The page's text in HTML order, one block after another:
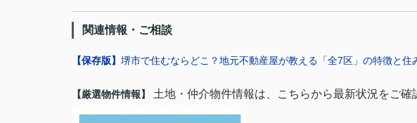
関連情報・ご相談
【保存版】 堺市で住むならどこ？地元不動産屋が教える「全7区」の特徴と住
【厳選物件情報】 土地・仲介物件情報は、こちらから最新状況をご確